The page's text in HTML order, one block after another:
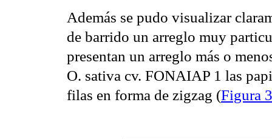
Además se pudo visualizar
de barrido un arreglo muy
presentan un arreglo más o
O. sativa cv. FONAIAP 1 las
filas en forma de zigzag (Figura